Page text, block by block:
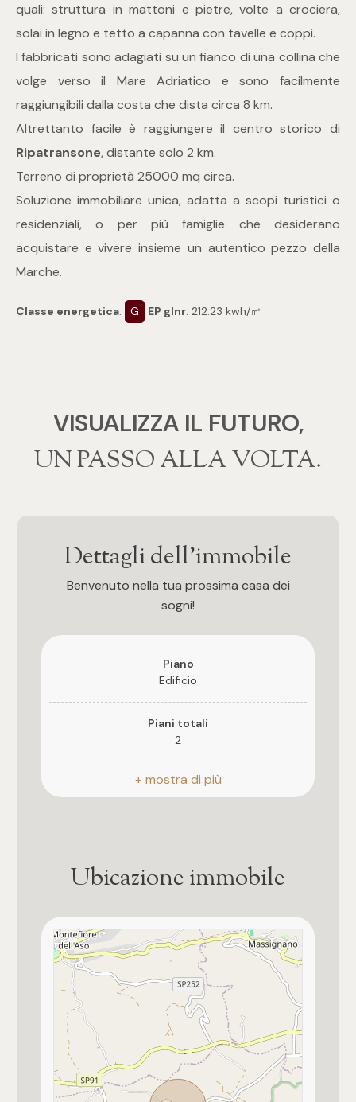
quali: struttura in mattoni e pietre, volte a crociera,
solai in legno e tetto a capanna con tavelle e coppi.
I fabbricati sono adagiati su un fianco di una collina che
volge verso il Mare Adriatico e sono facilmente
raggiungibili dalla costa che dista circa 8 km.
Altrettanto facile è raggiungere il centro storico di
Ripatransone, distante solo 2 km.
Terreno di proprietà 25000 mq circa.
Soluzione immobiliare unica, adatta a scopi turistici o
residenziali, o per più famiglie che desiderano
acquistare e vivere insieme un autentico pezzo della
Marche.
Classe energetica: G EP glnr: 212.23 kwh/㎡
VISUALIZZA IL FUTURO,
‍‍UN PASSO ALLA VOLTA.
Dettagli dell'immobile
Benvenuto nella tua prossima casa dei
sogni!
Piano
Edificio
Piani totali
2
Anno di costruzione
1800
est
Giardino
Privato
Posizione
Zona agricola
Tipo ristrutturazione
Mai ristrutturato
Ubicazione immobile
Totale
mq
Qualsiasi
1
5
Camere
Qualsiasi